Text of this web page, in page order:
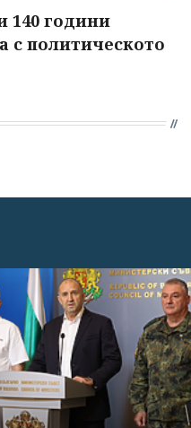
140 години
с политическото